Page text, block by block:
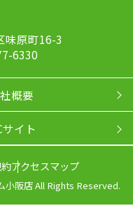
味原町16-3
6330
概要
サイト
アクセスマップ
阪店 All Rights Reserved.